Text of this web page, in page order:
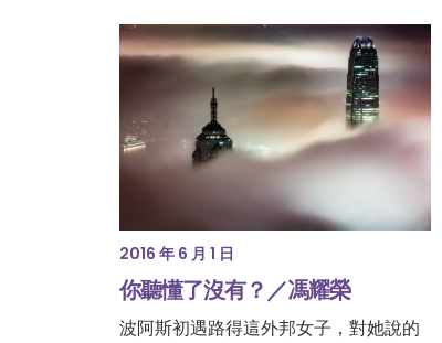
2016 年 6 月 1 日
你聽懂了沒有？／馮耀榮
波阿斯初遇路得這外邦女子，對她說的